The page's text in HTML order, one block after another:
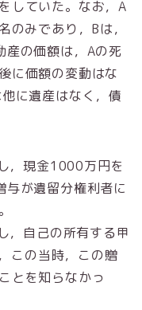
していた。なお，A
のみであり，Bは，
産の価額は，Aの死
に価額の変動はな
に遺産はなく，債
，現金1000万円を
与が遺留分権利者に
，自己の所有する甲
この当時，この贈
とを知らなかっ